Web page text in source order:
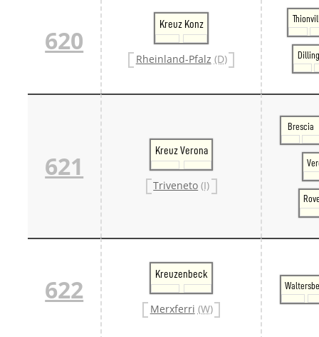
620
Kreuz Konz
Rheinland-Pfalz (D)
621
Kreuz Verona
Triveneto (I)
Brescia
622
Kreuzenbeck
Merxferri (W)